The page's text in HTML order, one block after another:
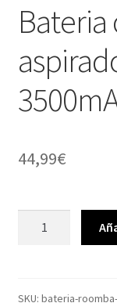
44,99€
400
SKU: bateria-